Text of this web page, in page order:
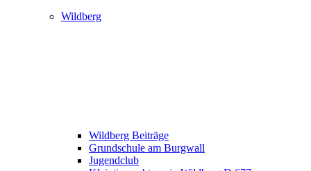
Wildberg
Wildberg Beiträge
Grundschule am Burgwall
Jugendclub